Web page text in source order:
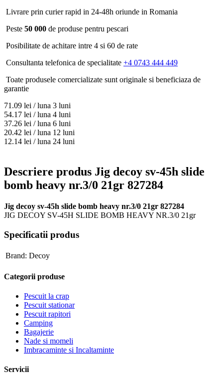
Livrare prin curier rapid in 24-48h oriunde in Romania
Peste 50 000 de produse pentru pescari
Posibilitate de achitare intre 4 si 60 de rate
Consultanta telefonica de specialitate +4 0743 444 449
Toate produsele comercializate sunt originale si beneficiaza de
garantie
71.09 lei / luna 3 luni
54.17 lei / luna 4 luni
37.26 lei / luna 6 luni
20.42 lei / luna 12 luni
12.14 lei / luna 24 luni
Descriere produs Jig decoy sv-45h slide
bomb heavy nr.3/0 21gr 827284
Jig decoy sv-45h slide bomb heavy nr.3/0 21gr 827284
JIG DECOY SV-45H SLIDE BOMB HEAVY NR.3/0 21gr
Specificatii produs
Brand: Decoy
Categorii produse
Pescuit la crap
Pescuit stationar
Pescuit rapitori
Camping
Bagajerie
Nade si momeli
Imbracaminte si Incaltaminte
Servicii